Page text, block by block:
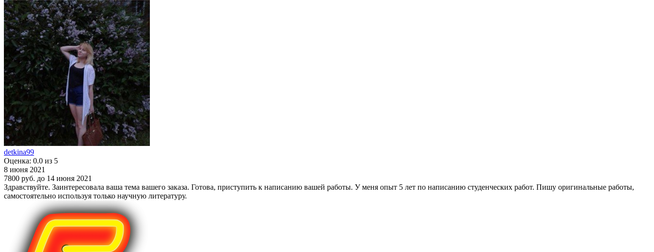
detkina99
Оценка: 0.0 из 5
8 июня 2021
7800 руб. до 14 июня 2021
Здравствуйте. Заинтересовала ваша тема вашего заказа. Готова, приступить к написанию вашей работы. У меня опыт 5 лет по написанию студенческих работ. Пишу оригинальные работы,
самостоятельно используя только научную литературу.